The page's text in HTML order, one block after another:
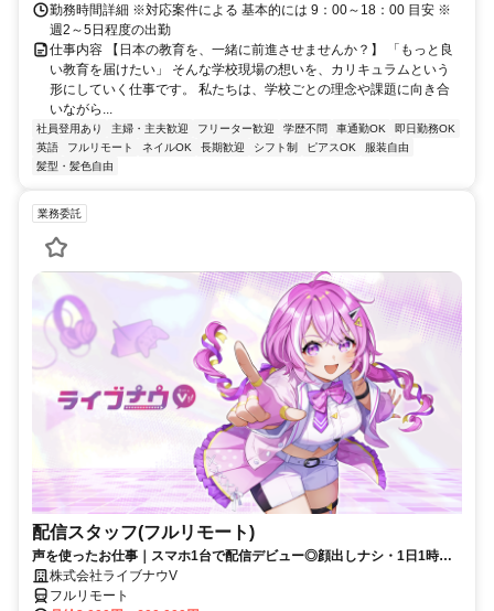
勤務時間詳細 ※対応案件による 基本的には 9：00～18：00 目安 ※
週2～5日程度の出勤
仕事内容 【日本の教育を、一緒に前進させませんか？】 「もっと良
い教育を届けたい」 そんな学校現場の想いを、カリキュラムという
形にしていく仕事です。 私たちは、学校ごとの理念や課題に向き合
いながら...
社員登用あり 主婦・主夫歓迎 フリーター歓迎 学歴不問 車通勤OK
即日勤務OK
英語
フルリモート ネイルOK 長期歓迎 シフト制 ピアスOK
服装自由
髪型・髪色自由
業務委託
配信スタッフ(フルリモート)
声を使ったお仕事｜スマホ1台で配信デビュー◎顔出しナシ・1日1時間
～OK♪
株式会社ライブナウV
フルリモート